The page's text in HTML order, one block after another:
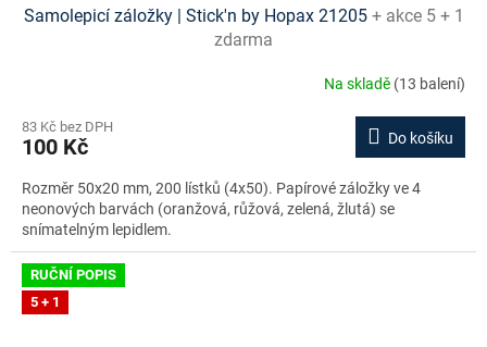
Samolepicí záložky | Stick'n by Hopax 21205 + akce 5 + 1
zdarma
Na skladě (13 balení)
83 Kč bez DPH
100 Kč Do košíku
Rozměr 50x20 mm, 200 lístků (4x50). Papírové záložky ve 4
neonových barvách (oranžová, růžová, zelená, žlutá) se
snímatelným lepidlem.
RUČNÍ POPIS
5 + 1